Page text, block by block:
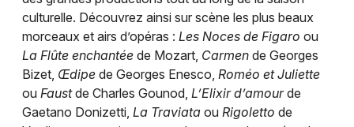
culturelle. Découvrez ainsi sur scène les plus beaux
morceaux et airs d’opéras : Les Noces de Figaro ou
La Flûte enchantée de Mozart, Carmen de Georges
Bizet, Œdipe de Georges Enesco, Roméo et Juliette
ou Faustde Charles Gounod, L’Elixir d’amourde
Gaetano Donizetti, La Traviata ou Rigoletto de